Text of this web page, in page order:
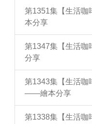
第1351集【生活
本分享
第1347集【生活
分享
第1343集【生活咖
——繪本分享
第1338集【生活咖